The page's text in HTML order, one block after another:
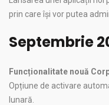
prin care își vor putea
Septembrie
Funcționalitate nouă
Opțiune de activare
lunară.